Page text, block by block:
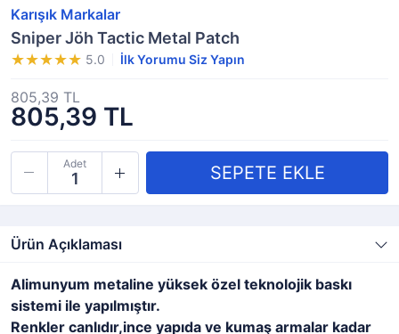
Karışık Markalar
Sniper Jöh Tactic Metal Patch
5.0 İlk Yorumu Siz Yapın
805,39 TL
805,39 TL
Adet
Ürün Açıklaması
Alimunyum metaline yüksek özel teknolojik baskı
sistemi ile yapılmıştır.
Renkler canlıdır,ince yapıda ve kumaş armalar kadar